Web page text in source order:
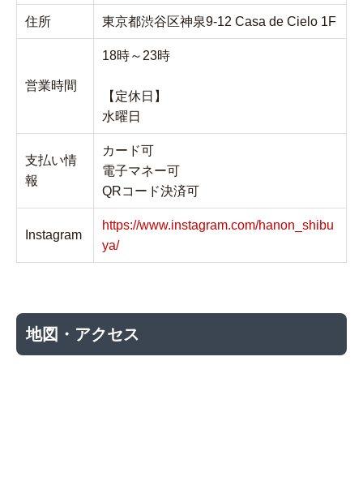
住所 東京都渋谷区神泉9-12 Casa de Cielo 1F
営業時間
18時～23時
【定休日】
水曜日
支払い情
報
カード可
電子マネー可
QRコード決済可
Instagram
https://www.instagram.com/hanon_shibu
ya/
地図・アクセス